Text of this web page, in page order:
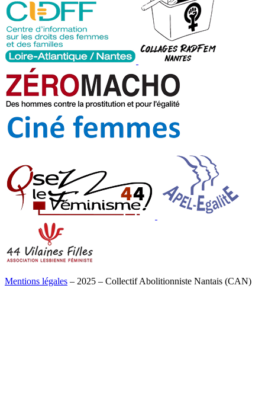
Mentions légales – 2025 – Collectif Abolitionniste Nantais (CAN)